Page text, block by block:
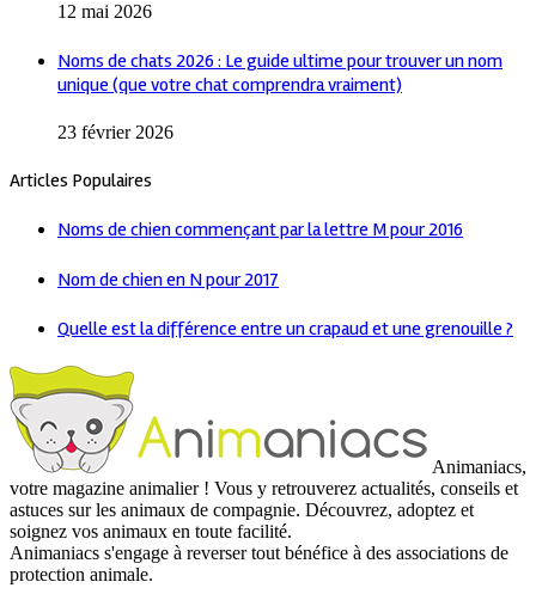
12 mai 2026
Noms de chats 2026 : Le guide ultime pour trouver un nom
unique (que votre chat comprendra vraiment)
23 février 2026
Articles Populaires
Noms de chien commençant par la lettre M pour 2016
Nom de chien en N pour 2017
Quelle est la différence entre un crapaud et une grenouille ?
Animaniacs,
votre magazine animalier ! Vous y retrouverez actualités, conseils et
astuces sur les animaux de compagnie. Découvrez, adoptez et
soignez vos animaux en toute facilité.
Animaniacs s'engage à reverser tout bénéfice à des associations de
protection animale.